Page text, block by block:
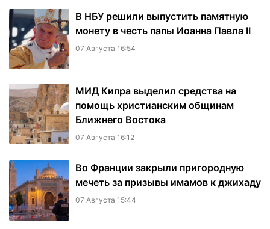
В НБУ решили выпустить памятную
монету в честь папы Иоанна Павла II
07 Августа 16:54
МИД Кипра выделил средства на
помощь христианским общинам
Ближнего Востока
07 Августа 16:12
Во Франции закрыли пригородную
мечеть за призывы имамов к джихаду
07 Августа 15:44